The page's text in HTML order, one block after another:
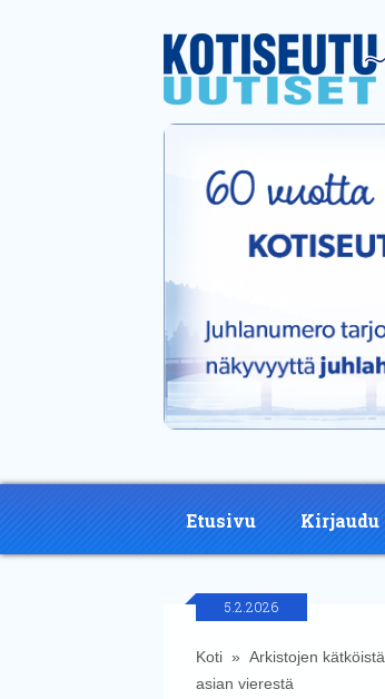
Etusivu Kirjaudu
5.2.2026
Koti» Arkistojen kätköistä
asian vierestä